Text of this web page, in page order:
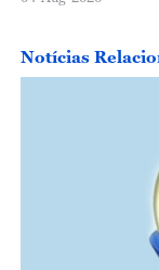
Notícias